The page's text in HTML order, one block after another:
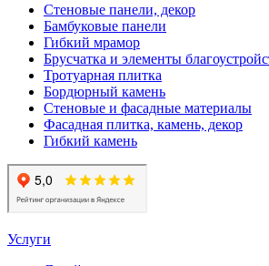
Стеновые панели, декор
Бамбуковые панели
Гибкий мрамор
Брусчатка и элементы
Тротуарная плитка
Бордюрный камень
Стеновые и фасадные материалы
Фасадная плитка, камень, декор
Гибкий камень
Услуги